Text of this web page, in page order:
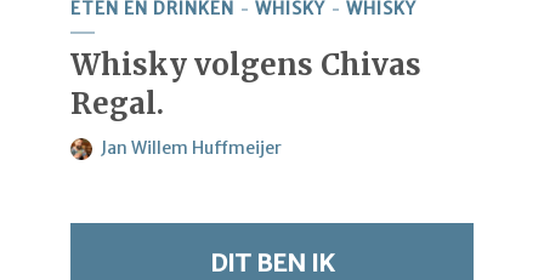
ETEN EN DRINKEN WHISKY WHISKY
Whisky volgens Chivas
Regal.
Jan Willem Huffmeijer
DIT BEN IK